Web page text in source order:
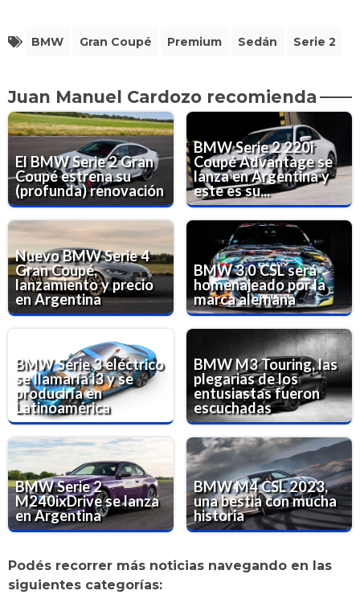
BMW Gran Coupé Premium Sedán Serie 2
Juan Manuel Cardozo recomienda
El BMW Serie 2 Gran
Coupé estrena su
(profunda) renovación
BMW Serie 2 220i
Coupé Advantage se
lanza en Argentina y
este es su...
Nuevo BMW Serie 4
Gran Coupé,
lanzamiento y precio
en Argentina
BMW 3.0 CSL será
homenajeado por la
marca alemana
BMW Serie 3 eléctrico
se llamaría i3 y se
produciría en
Latinoamérica
BMW M3 Touring, las
plegarias de los
entusiastas fueron
escuchadas
BMW Serie 2
M240ixDrive se lanza
en Argentina
BMW M4 CSL 2023,
una bestia con mucha
historia
Podés recorrer más noticias navegando en las
siguientes categorías: